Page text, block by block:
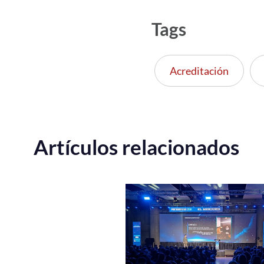
Tags
Acreditación
Artículos relacionados